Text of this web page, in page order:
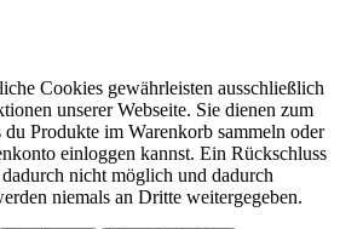
Cookies gewährleisten ausschließlich
unserer Webseite. Sie dienen zum
du Produkte im Warenkorb sammeln oder
einloggen kannst. Ein Rückschluss
nicht möglich und dadurch
niemals an Dritte weitergegeben.